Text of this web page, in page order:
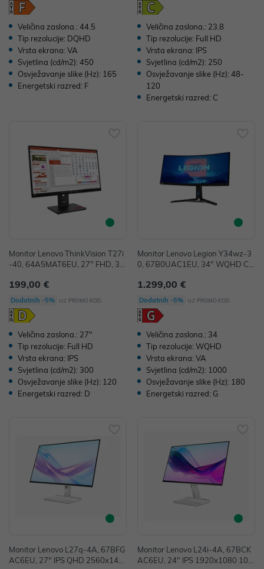
Veličina zaslona.: 44.5
Tip rezolucije: DQHD
Vrsta ekrana: VA
Svjetlina (cd/m2): 450
Osvježavanje slike (Hz): 165
Energetski razred: F
Veličina zaslona.: 23.8
Tip rezolucije: Full HD
Vrsta ekrana: IPS
Svjetlina (cd/m2): 250
Osvježavanje slike (Hz): 48-
120
Energetski razred: C
Monitor Lenovo ThinkVision T27i
-40, 64A5MAT6EU, 27" FHD, 30
B, HDMI, DP, VGA, Pivot, Crni, 36
mj
199,00 €
Dodatnih -5% uz PROMO KOD
Veličina zaslona.: 27"
Tip rezolucije: Full HD
Vrsta ekrana: IPS
Svjetlina (cd/m2): 300
Osvježavanje slike (Hz): 120
Energetski razred: D
Monitor Lenovo Legion Y34wz-3
0, 67B0UAC1EU, 34" WQHD Cu
LED 21:9 720cd/m2 1ms, 2 x HD
MI, DP, USB-C, 4x USB, USB-B
1.299,00 €
Dodatnih -5% uz PROMO KOD
Veličina zaslona.: 34
Tip rezolucije: WQHD
Vrsta ekrana: VA
Svjetlina (cd/m2): 1000
Osvježavanje slike (Hz): 180
Energetski razred: G
Monitor Lenovo L27q-4A, 67BFG
AC6EU, 27" IPS QHD 2560x144
Monitor Lenovo L24i-4A, 67BCK
AC6EU, 24" IPS 1920x1080 100